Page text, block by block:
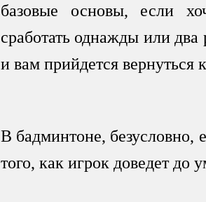
базовые основы, если
сработать однажды или
и вам прийдется вернуться
В бадминтоне, безусловно,
того, как игрок доведет до